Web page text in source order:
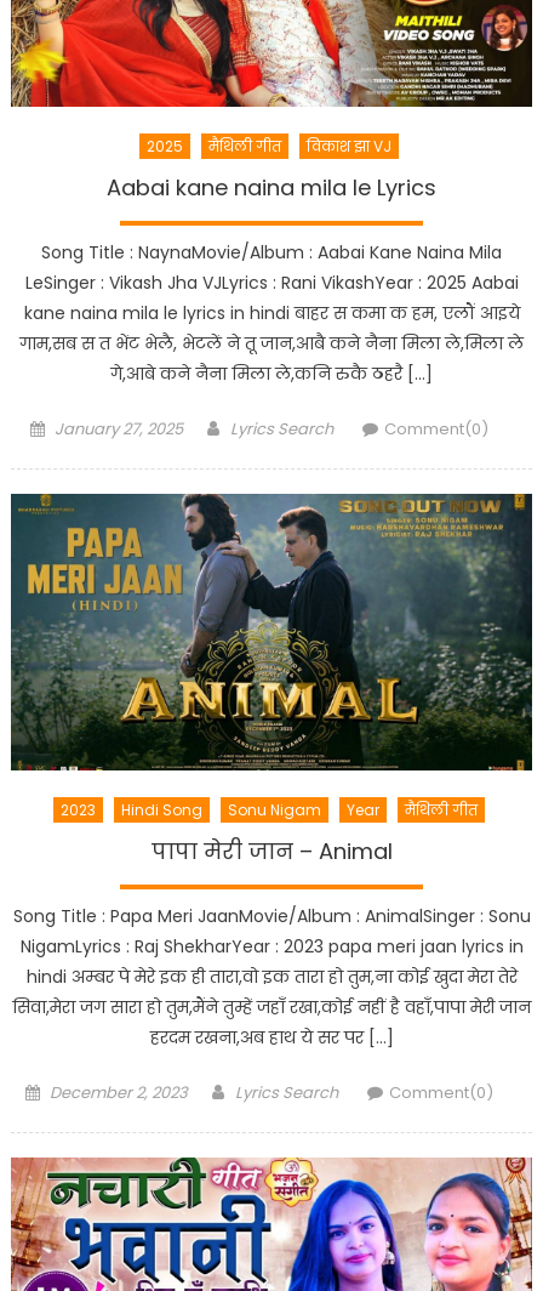
2025 मैथिली गीत विकाश झा VJ
Aabai kane naina mila le Lyrics
Song Title : NaynaMovie/Album : Aabai Kane Naina Mila
LeSinger : Vikash Jha VJLyrics : Rani VikashYear : 2025 Aabai
kane naina mila le lyrics in hindi बाहर स कमा क हम, एलौं आइये
गाम,सब स त भेंट भेलै, भेटलें ने तू जान,आबै कने नैना मिला ले,मिला ले
गे,आबे कने नैना मिला ले,कनि रुकै ठहरै […]
Posted
January 27, 2025 Author
Lyrics Search Comment(0)
2023 Hindi Song Sonu Nigam Year मैथिली गीत
पापा मेरी जान – Animal
Song Title : Papa Meri JaanMovie/Album : AnimalSinger : Sonu
NigamLyrics : Raj ShekharYear : 2023 papa meri jaan lyrics in
hindi अम्बर पे मेरे इक ही तारा,वो इक तारा हो तुम,ना कोई खुदा मेरा तेरे
सिवा,मेरा जग सारा हो तुम,मैंने तुम्हें जहाँ रखा,कोई नहीं है वहाँ,पापा मेरी जान
हरदम रखना,अब हाथ ये सर पर […]
Posted
December 2, 2023 Author
Lyrics Search Comment(0)